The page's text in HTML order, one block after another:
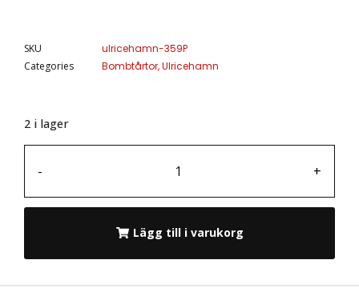
SKU
ulricehamn-359P
Categories
Bombtårtor,Ulricehamn
2 i lager
- +
Lägg till i varukorg